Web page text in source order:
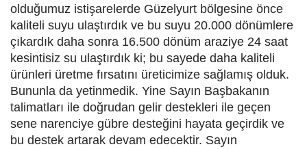
olduğumuz istişarelerde Güzelyurt bölgesine önce
kaliteli suyu ulaştırdık ve bu suyu 20.000 dönümlere
çıkardık daha sonra 16.500 dönüm araziye 24 saat
kesintisiz su ulaştırdık ki; bu sayede daha kaliteli
ürünleri üretme fırsatını üreticimize sağlamış olduk.
Bununla da yetinmedik. Yine Sayın Başbakanın
talimatları ile doğrudan gelir destekleri ile geçen
sene narenciye gübre desteğini hayata geçirdik ve
bu destek artarak devam edecektir. Sayın